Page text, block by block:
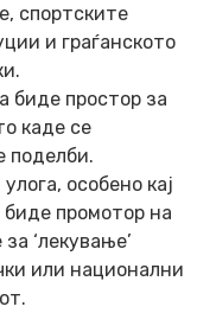
спортските
и граѓанското
биде простор за
каде се
поделби.
особено кај
промотор на
‘лекување’
или национални